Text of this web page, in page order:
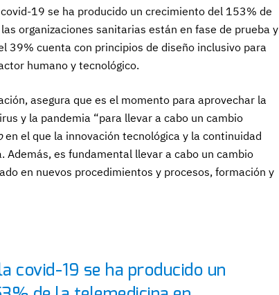
19 se ha producido un crecimiento del 153% de
organizaciones sanitarias están en fase de prueba y
39% cuenta con principios de diseño inclusivo para
humano y tecnológico.
asegura que es el momento para aprovechar la
y la pandemia “para llevar a cabo un cambio
en el que la innovación tecnológica y la continuidad
Además, es fundamental llevar a cabo un cambio
en nuevos procedimientos y procesos, formación y
covid-19 se ha producido un